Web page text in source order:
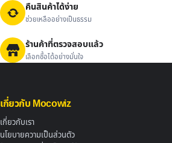
คืนสินค้าได้ง่าย
ช่วยเหลืออย่างเป็นธรรม
ร้านค้าที่ตรวจสอบแล้ว
เลือกซื้อได้อย่างมั่นใจ
เกี่ยวกับ Mocowiz
เกี่ยวกับเรา
นโยบายความเป็นส่วนตัว